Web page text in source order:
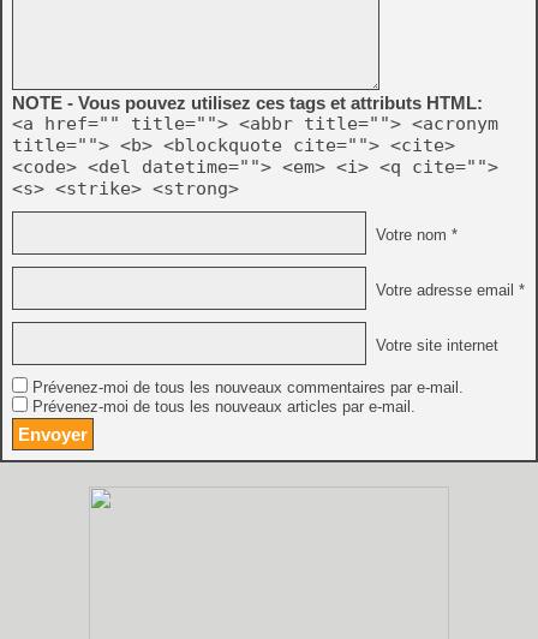
NOTE - Vous pouvez utilisez ces tags et attributs HTML:
<a href="" title=""> <abbr title=""> <acronym
title=""> <b> <blockquote cite=""> <cite>
<code> <del datetime=""> <em> <i> <q cite="">
<s> <strike> <strong>
Votre nom *
Votre adresse email *
Votre site internet
Prévenez-moi de tous les nouveaux commentaires par e-mail.
Prévenez-moi de tous les nouveaux articles par e-mail.